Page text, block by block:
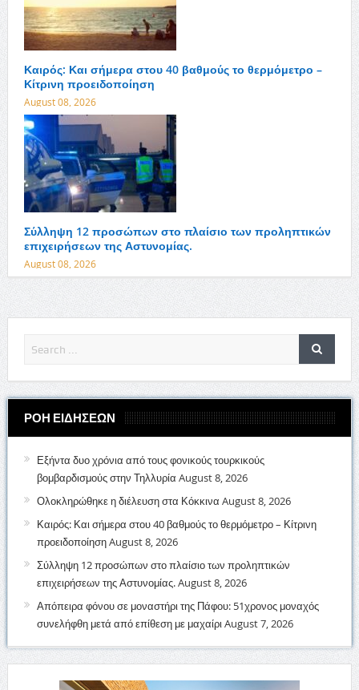
Καιρός: Και σήμερα στου 40 βαθμούς το θερμόμετρο –
Κίτρινη προειδοποίηση
August 08, 2026
Σύλληψη 12 προσώπων στο πλαίσιο των προληπτικών
επιχειρήσεων της Αστυνομίας.
August 08, 2026
ΡΟΗ ΕΙΔΗΣΕΩΝ
Εξήντα δυο χρόνια από τους φονικούς τουρκικούς
βομβαρδισμούς στην Τηλλυρία August 8, 2026
Ολοκληρώθηκε η διέλευση στα Κόκκινα August 8, 2026
Καιρός: Και σήμερα στου 40 βαθμούς το θερμόμετρο – Κίτρινη
προειδοποίησηAugust 8, 2026
Σύλληψη 12 προσώπων στο πλαίσιο των προληπτικών
επιχειρήσεων της Αστυνομίας.August 8, 2026
Απόπειρα φόνου σε μοναστήρι της Πάφου: 51χρονος μοναχός
συνελήφθη μετά από επίθεση με μαχαίριAugust 7, 2026